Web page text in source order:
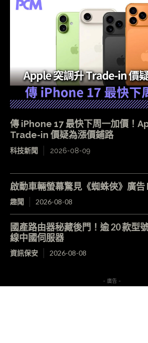
傳 iPhone 17 最快下周一加價！
Trade-in 價疑為漲價鋪路
科技新聞 2026-08-09
啟動車輛螢幕驚見《蜘蛛俠》廣
趣聞 2026-08-08
國產路由器秘藏後門！逾 20 款型
線中國伺服器
資訊保安 2026-08-08
- 廣告 -